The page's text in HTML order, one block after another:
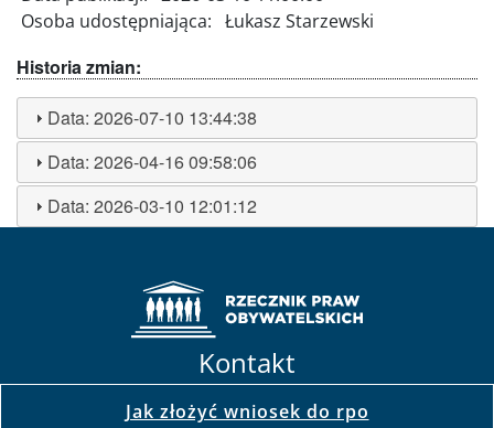
Osoba udostępniająca: Łukasz Starzewski
Historia zmian:
Data:2026-07-10 13:44:38
Data:2026-04-16 09:58:06
Data:2026-03-10 12:01:12
Kontakt
Jak złożyć wniosek do rpo